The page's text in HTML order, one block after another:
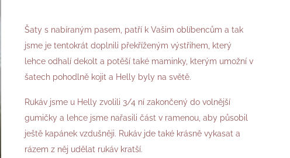
Šaty s nabíraným pasem, patří k Vašim oblíbencům a tak
jsme je tentokrát doplnili překříženým výstřihem, který
lehce odhalí dekolt a potěší také maminky, kterým umožní v
šatech pohodlně kojit a Helly byly na světě.
Rukáv jsme u Helly zvolili 3/4 ní zakončený do volnější
gumičky a lehce jsme nařasili část v ramenou, aby působil
ještě kapánek vzdušněji. Rukáv jde také krásně vykasat a
rázem z něj udělat rukáv kratší.